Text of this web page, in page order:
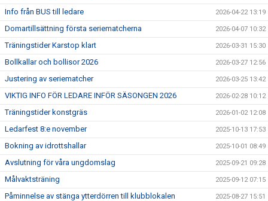
Info från BUS till ledare 2026-04-22 13:19
Domartillsättning första seriematcherna 2026-04-07 10:32
Träningstider Karstop klart 2026-03-31 15:30
Bollkallar och bollisor 2026 2026-03-27 12:56
Justering av seriematcher 2026-03-25 13:42
VIKTIG INFO FÖR LEDARE INFÖR SÄSONGEN 2026 2026-02-28 10:12
Träningstider konstgräs 2026-01-02 12:08
Ledarfest 8:e november 2025-10-13 17:53
Bokning av idrottshallar 2025-10-01 08:49
Avslutning för våra ungdomslag 2025-09-21 09:28
Målvaktsträning 2025-09-12 07:15
Påminnelse av stänga ytterdörren till klubblokalen 2025-08-27 15:51